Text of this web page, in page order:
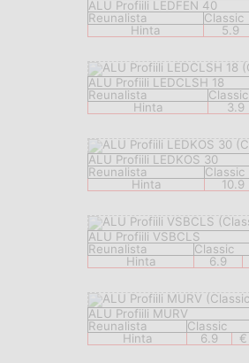
ALU Profiili LEDFEN 40
Reunalista
Classic
Hinta
5.9
ALU Profiili LEDCLSH 18
Reunalista
Classic
Hinta
3.9
ALU Profiili LEDKOS 30
Reunalista
Classic
Hinta
10.9
ALU Profiili VSBCLS
Reunalista
Classic
Hinta
6.9
ALU Profiili MURV
Reunalista
Classic
Hinta
6.9 €